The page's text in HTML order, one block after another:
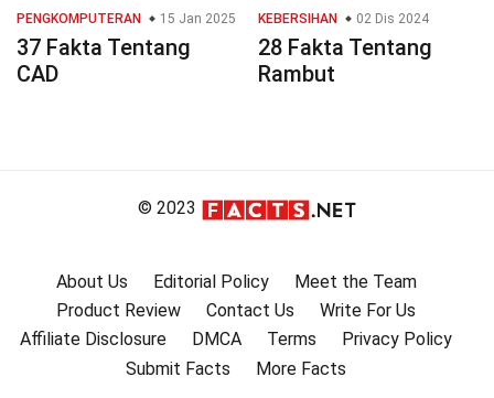
PENGKOMPUTERAN 15 Jan 2025
37 Fakta Tentang
CAD
KEBERSIHAN 02 Dis 2024
28 Fakta Tentang
Rambut
© 2023
About Us Editorial Policy
Meet the Team
Product Review
Contact Us
Write For Us
Affiliate Disclosure
DMCA Terms
Privacy Policy
Submit Facts
More Facts